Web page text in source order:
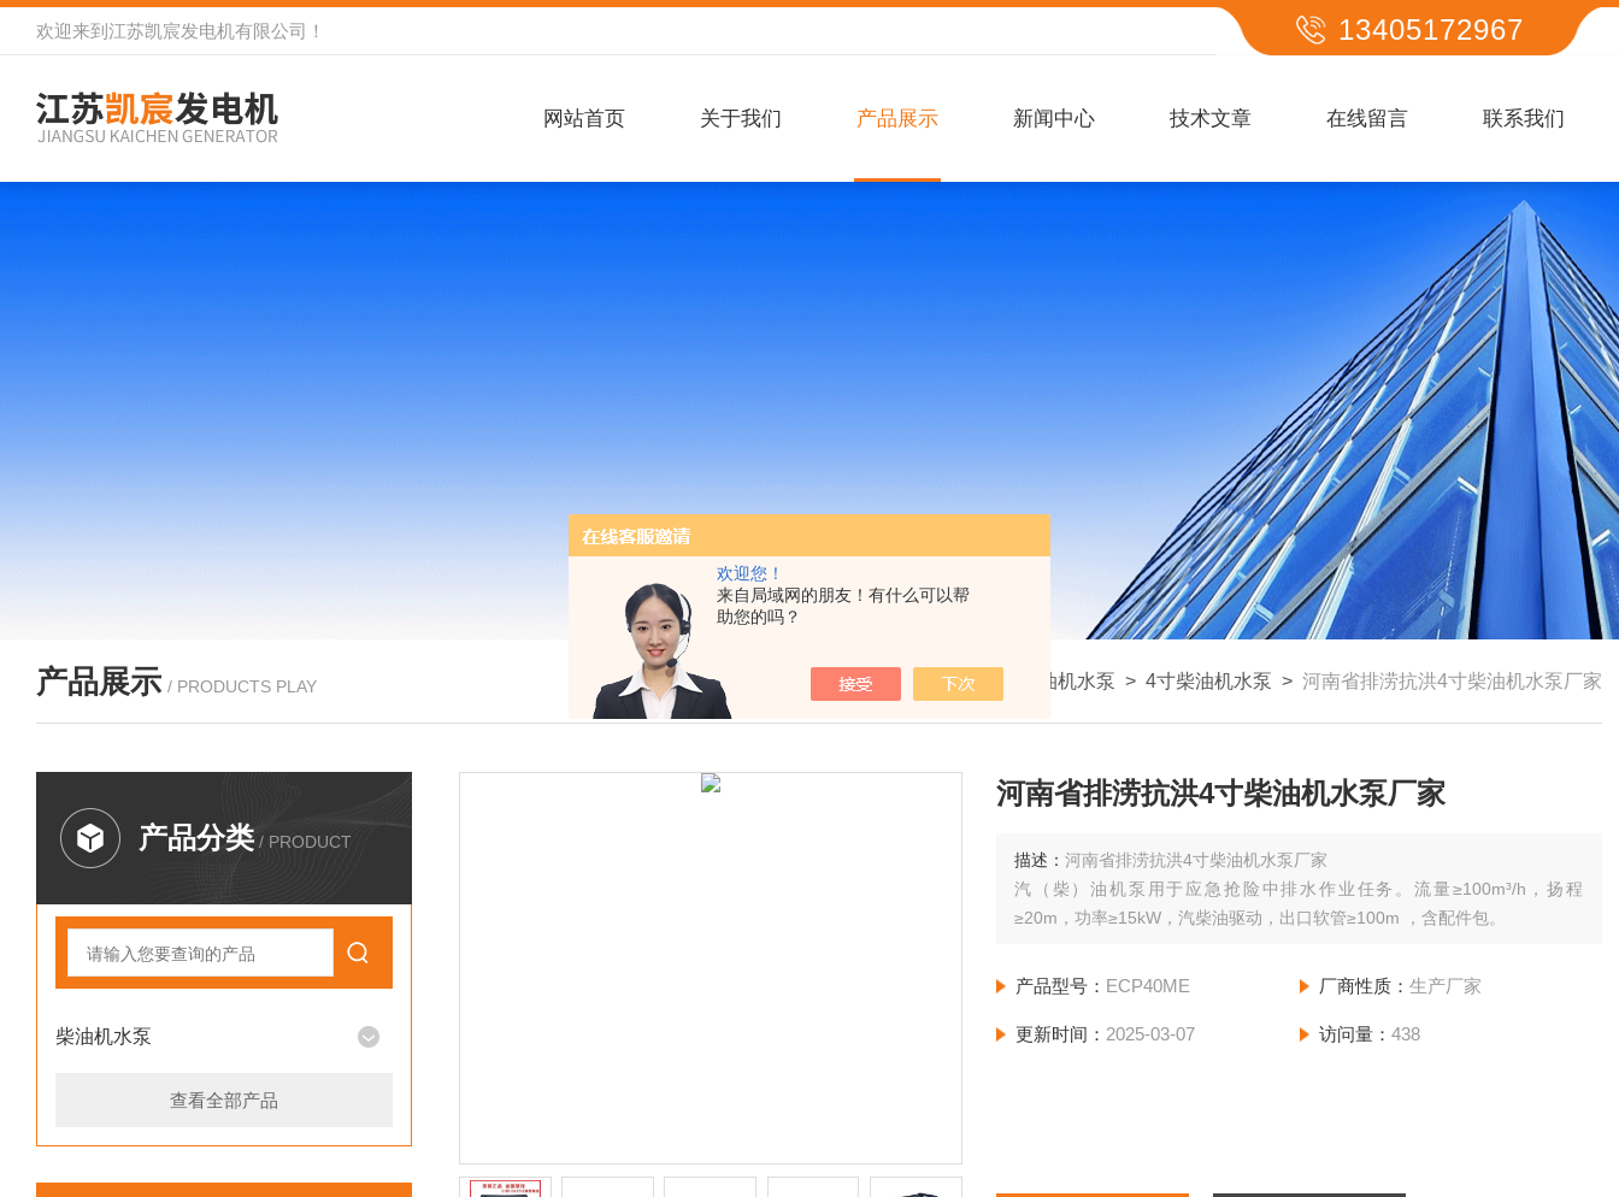
欢迎您！
来自局域网的朋友！有什么可以帮
助您的吗？
欢迎来到 江苏凯宸发电机有限公司 ！ 13405172967
网站首页 关于我们 产品展示 新闻中心 技术文章 在线留言 联系我们
产品展示 / PRODUCTS PLAY 我的位置：首页 产品展示 柴油机水泵 > 4寸柴油机水泵 > 河南省排涝抗洪4寸柴油机水泵厂家
产品分类 / PRODUCT
柴油机水泵
查看全部产品
河南省排涝抗洪4寸柴油机水泵厂家
描述：河南省排涝抗洪4寸柴油机水泵厂家
汽（柴）油机泵用于应急抢险中排水作业任务。流量≥100m³/h，扬程
≥20m，功率≥15kW，汽柴油驱动，出口软管≥100m ，含配件包。
产品型号： ECP40ME 厂商性质： 生产厂家
更新时间： 2025-03-07 访问量： 438